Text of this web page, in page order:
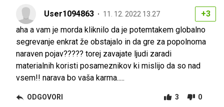
User1094863 11. 12. 2022 13.27
+3
aha a vam je morda kliknilo da je potemtakem globalno
segrevanje enkrat že obstajalo in da gre za popolnoma
naraven pojav????? torej zavajate ljudi zaradi
materialnih koristi posameznikov ki mislijo da so nad
vsem!! narava bo vaša karma.....
ODGOVORI 3 0